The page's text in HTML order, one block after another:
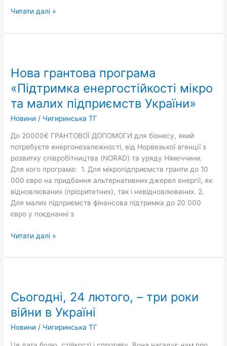
Читати далі »
Нова грантова програма
«Підтримка енергостійкості мікро
та малих підприємств України»
Новини / Чигиринська ТГ
До 20000€ ГРАНТОВОЇ ДОПОМОГИ для бізнесу, який
потребуєте енергонезалежності, від Норвезької агенції з
розвитку співробітництва (NORAD) та уряду Німеччини.
Для кого програма: 1. Для мікропідприємств гранти до 10
000 євро на придбання альтернативних джерел енергії, як
відновлюваних (пріоритетних), так і невідновлюваних. 2.
Для малих підприємств фінансова підтримка до 20 000
євро у поєднанні з
програма
«Підтримка
енергостійкості
мікро
та
підприємств
України»
Читати далі »
Сьогодні, 24 лютого, – три роки
війни в Україні
Новини / Чигиринська ТГ
лютого,
три
роки